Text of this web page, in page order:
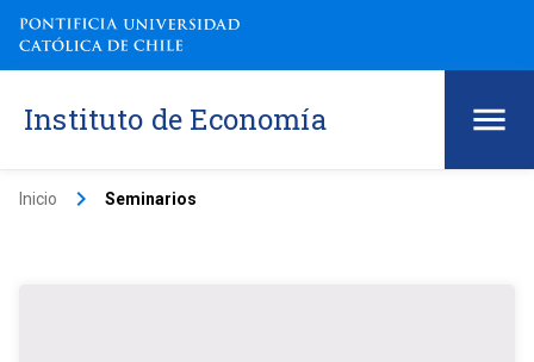
Instituto de Economía
Inicio keyboard_arrow_right Seminarios